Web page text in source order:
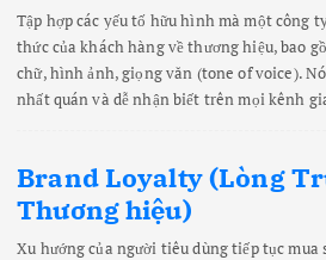
Tập hợp các yếu tố hữu hình mà một công
thức của khách hàng về thương hiệu, bao
chữ, hình ảnh, giọng văn (tone of voice).
nhất quán và dễ nhận biết trên mọi kênh
Brand Loyalty (Lòng
Thương hiệu)
Xu hướng của người tiêu dùng tiếp tục mua